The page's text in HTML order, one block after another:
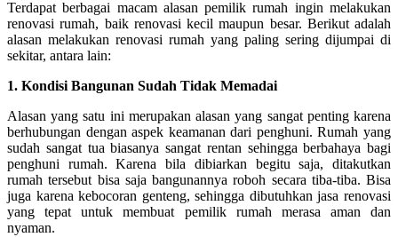
Terdapat berbagai macam alasan pemilik rumah ingin melakukan
renovasi rumah, baik renovasi kecil maupun besar. Berikut adalah
alasan melakukan renovasi rumah yang paling sering dijumpai di
sekitar, antara lain:
1. Kondisi Bangunan Sudah Tidak Memadai
Alasan yang satu ini merupakan alasan yang sangat penting karena
berhubungan dengan aspek keamanan dari penghuni. Rumah yang
sudah sangat tua biasanya sangat rentan sehingga berbahaya bagi
penghuni rumah. Karena bila dibiarkan begitu saja, ditakutkan
rumah tersebut bisa saja bangunannya roboh secara tiba-tiba. Bisa
juga karena kebocoran genteng, sehingga dibutuhkan jasa renovasi
yang tepat untuk membuat pemilik rumah merasa aman dan
nyaman.